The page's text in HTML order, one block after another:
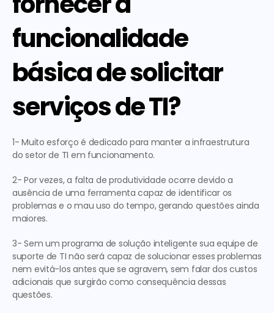
funcionalidade
básica de solicitar
serviços de TI?
1- Muito esforço é dedicado para manter a infraestrutura
do setor de TI em funcionamento.
2- Por vezes, a falta de produtividade ocorre devido a
ausência de uma ferramenta capaz de identificar os
problemas e o mau uso do tempo, gerando questões ainda
maiores.
3- Sem um programa de solução inteligente sua equipe de
suporte de TI não será capaz de solucionar esses problemas
nem evitá-los antes que se agravem, sem falar dos custos
adicionais que surgirão como consequência dessas
questões.